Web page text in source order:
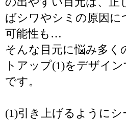
ばシワやシミの原因に
可能性も…
そんな目元に悩み多く
トアップ(1)をデザイ
です。
(1)引き上げるように